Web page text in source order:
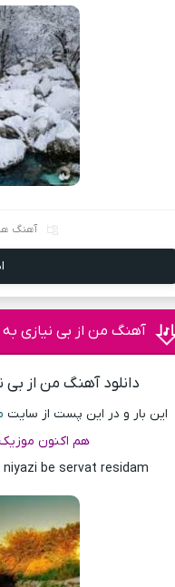
آهنگ
آهنگ من از بی نیازی
دانلود آهنگ من از بی
این بار و در این پست از سایت
هم اکنون
be servat residam